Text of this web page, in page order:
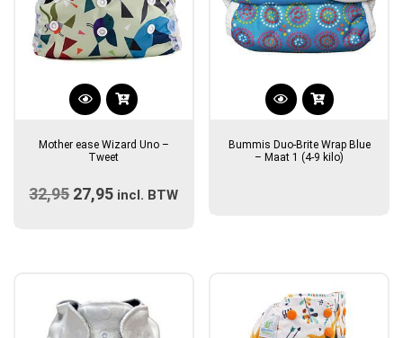
Dit
heeft
variaties.
worden
op
Mother ease Wizard Uno –
Tweet
32,95 Oorspronkelijke
27,95 Huidige
incl. BTW
Bummis Duo-Brite Wrap Blue
– Maat 1 (4-9 kilo)